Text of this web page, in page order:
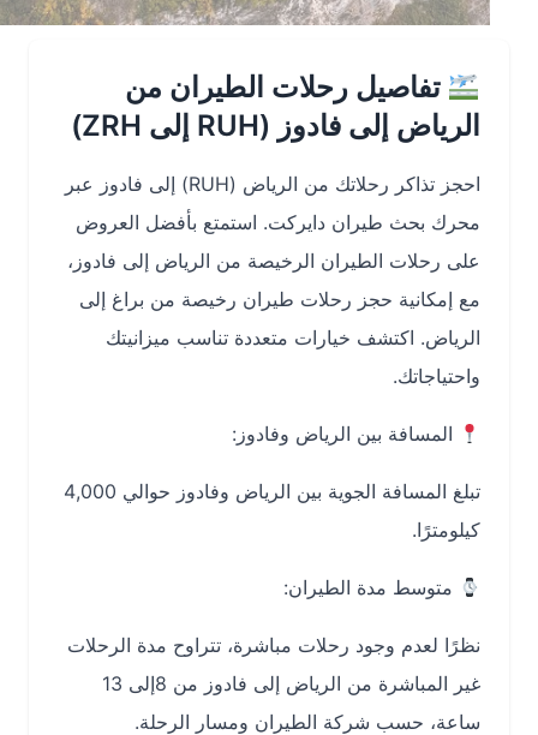
تفاصيل رحلات الطيران من
الرياض إلى فادوز (RUH إلى ZRH)
احجز تذاكر رحلاتك من الرياض (RUH) إلى فادوز عبر
محرك بحث طيران دايركت. استمتع بأفضل العروض
على رحلات الطيران الرخيصة من الرياض إلى فادوز،
مع إمكانية حجز رحلات طيران رخيصة من براغ إلى
الرياض. اكتشف خيارات متعددة تناسب ميزانيتك
واحتياجاتك.
المسافة بين الرياض وفادوز:
تبلغ المسافة الجوية بين الرياض وفادوز حوالي4,000
كيلومترًا.
متوسط مدة الطيران:
نظرًا لعدم وجود رحلات مباشرة، تتراوح مدة الرحلات
غير المباشرة من الرياض إلى فادوز
من 8إلى 13
، حسب شركة الطيران ومسار الرحلة.